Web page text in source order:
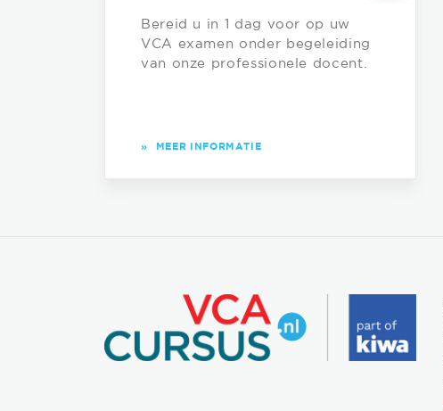
Bereid u in 1 dag voor op uw
VCA examen onder begeleiding
van onze professionele docent.
» MEER INFORMATIE